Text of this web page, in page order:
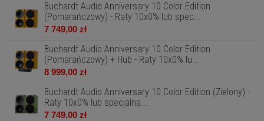
Buchardt Audio Anniversary 10 Color Edition
(Pomarańczowy) - Raty 10x0% lub spec...
7 749,00 zł
Buchardt Audio Anniversary 10 Color Edition
(Pomarańczowy) + Hub - Raty 10x0% lu...
8 999,00 zł
Buchardt Audio Anniversary 10 Color Edition (Zielony) -
Raty 10x0% lub specjalna...
7 749,00 zł